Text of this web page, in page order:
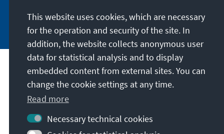
Subscribe now
Our mission
Contact
Further offers of the foundation
This website uses cookies, which are necessary
for the operation and security of the site. In
addition, the website collects anonymous user
data for statistical analysis and to display
embedded content from external sites. You can
change the cookie settings at any time.
Read more
Necessary technical cookies